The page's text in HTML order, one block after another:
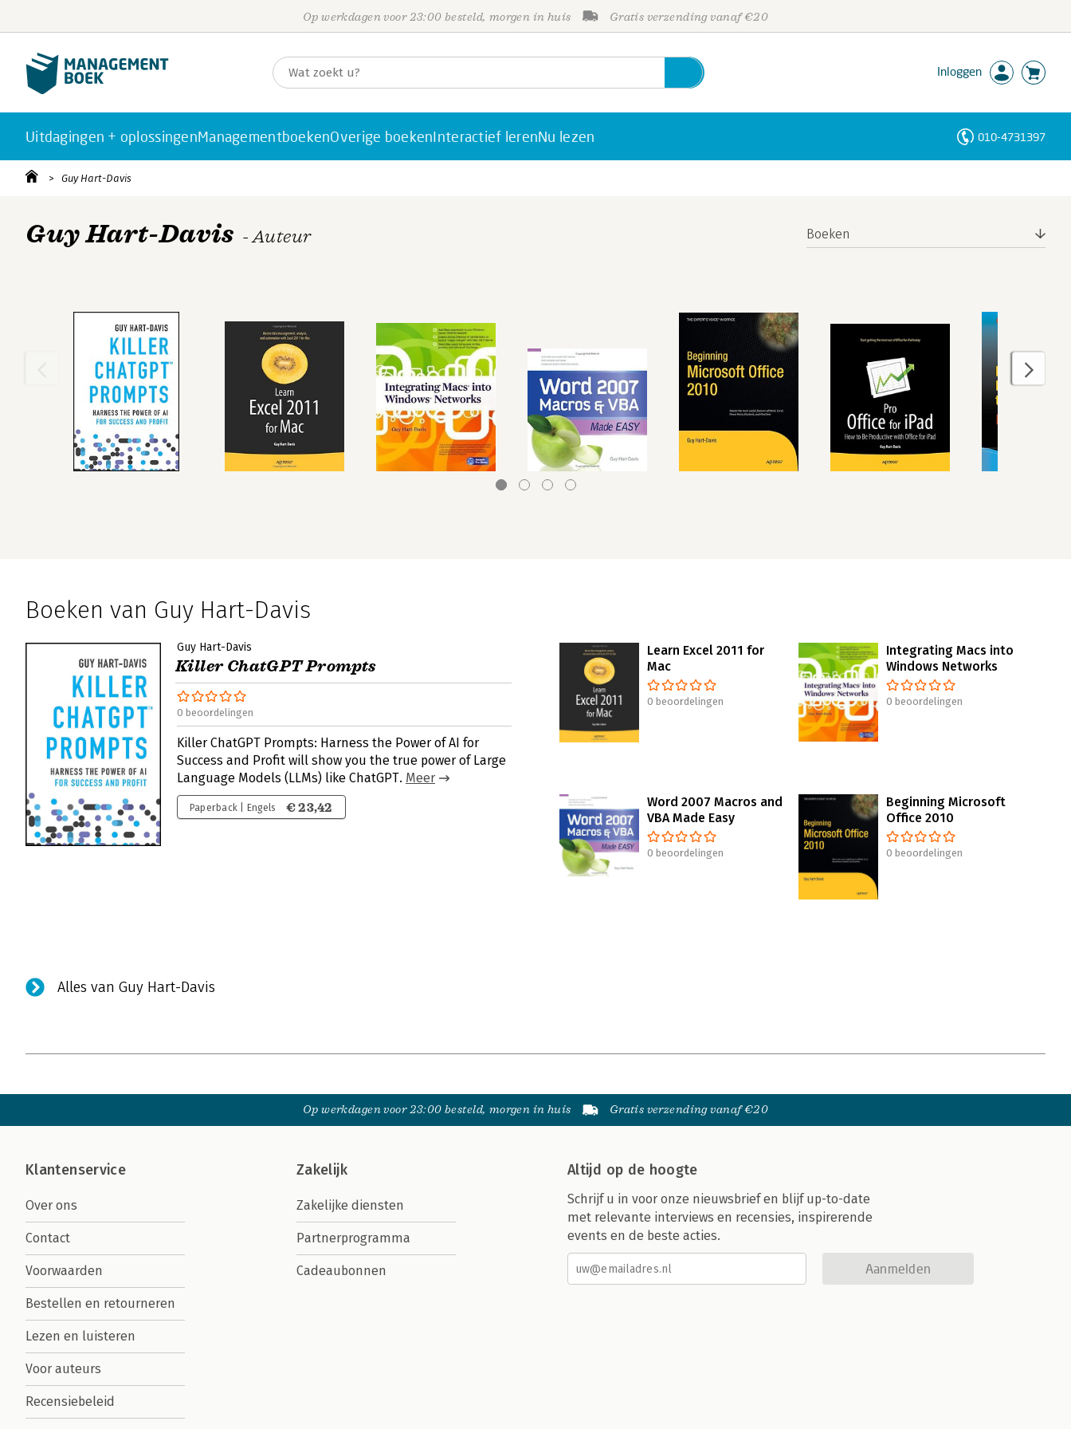
Op werkdagen voor 23:00 besteld, morgen in huis Gratis verzending vanaf €20
Inloggen
Uitdagingen + oplossingenManagementboekenOverige boekenInteractief lerenNu lezen 010-4731397
Guy Hart-Davis
Guy Hart-Davis - Auteur Boeken
Boeken van Guy Hart-Davis
Guy Hart-Davis
Killer ChatGPT Prompts
0 beoordelingen
Killer ChatGPT Prompts: Harness the Power of AI for
Success and Profit will show you the true power of Large
Language Models (LLMs) like ChatGPT. Meer
Paperback | Engels € 23,42
Learn Excel 2011 for
Mac
0 beoordelingen
Integrating Macs into
Windows Networks
0 beoordelingen
Word 2007 Macros and
VBA Made Easy
0 beoordelingen
Beginning Microsoft
Office 2010
0 beoordelingen
Alles van Guy Hart-Davis
Op werkdagen voor 23:00 besteld, morgen in huis Gratis verzending vanaf €20
Klantenservice
Over ons
Contact
Voorwaarden
Bestellen en retourneren
Lezen en luisteren
Voor auteurs
Recensiebeleid
Zakelijk
Zakelijke diensten
Partnerprogramma
Cadeaubonnen
Altijd op de hoogte
Schrijf u in voor onze nieuwsbrief en blijf up-to-date
met relevante interviews en recensies, inspirerende
events en de beste acties.
Aanmelden
Personen